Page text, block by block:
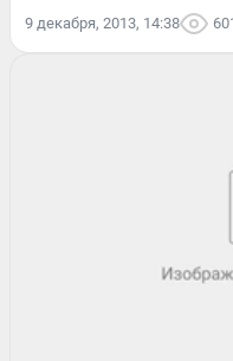
9 декабря, 2013, 14:38